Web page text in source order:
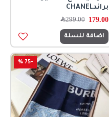
براندCHANEL
179.00
299.00﷼
اضافة للسلة
-75 %